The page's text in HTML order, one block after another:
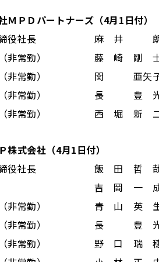
ＭＰＤパートナーズ（4月1日付）
取締役社長 麻 井
（非常勤） 藤 崎 剛
（非常勤） 関 亜矢
（非常勤） 長 豊
（非常勤） 西 堀 新
株式会社（4月1日付）
締役社長 飯 田 哲
役 吉 岡 一
（非常勤） 青 山 英
（非常勤） 長 豊
（非常勤） 野 口 瑞